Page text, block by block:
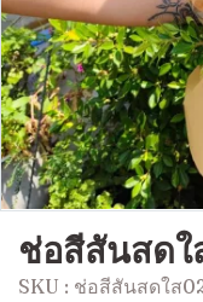
ช่อสีสันสดใ
SKU : ช่อสีสันสดใส